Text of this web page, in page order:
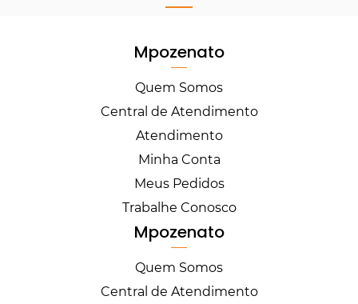
Mpozenato
Quem Somos
Central de Atendimento
Atendimento
Minha Conta
Meus Pedidos
Trabalhe Conosco
Mpozenato
Quem Somos
Central de Atendimento